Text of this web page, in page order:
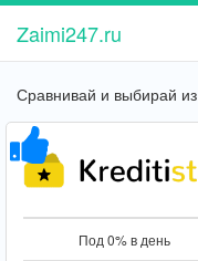
Zaimi247.ru
Сравнивай и выбирай из
Под 0% в день